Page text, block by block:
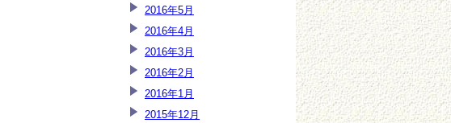
2016年5月
2016年4月
2016年3月
2016年2月
2016年1月
2015年12月